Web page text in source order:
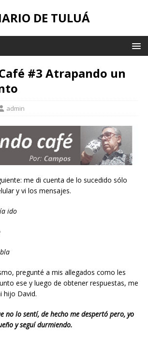
DE TULUÁ
#3 Atrapando un
admin
me di cuenta de lo sucedido sólo
y vi los mensajes.
ido
pregunté a mis allegados como les
ese y luego de obtener respuestas, me
hijo David.
no lo sentí, de hecho me despertó pero, yo
y seguí durmiendo.